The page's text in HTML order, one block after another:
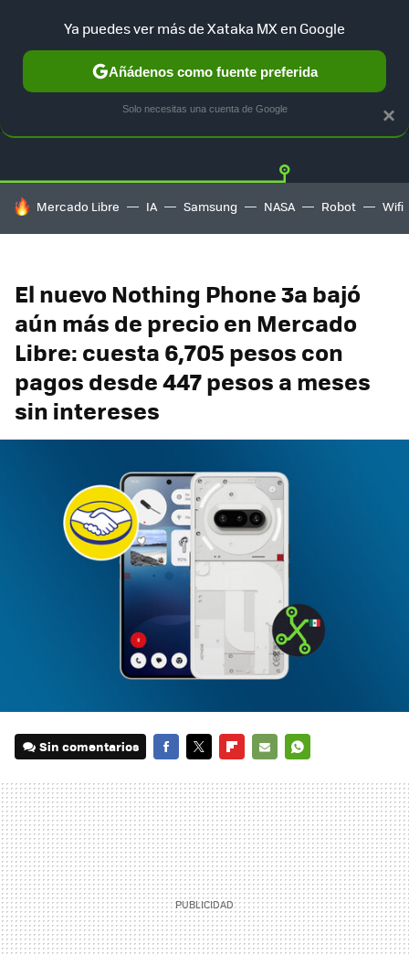
GUÍA DE COMPRAS MERCADO LIBRE
HOY SE HABLA DE
Mercado Libre IA Samsung NASA Robot Wifi
El nuevo Nothing Phone 3a bajó
aún más de precio en Mercado
Libre: cuesta 6,705 pesos con
pagos desde 447 pesos a meses
sin intereses
Sin comentarios
MAIL
×
Ya puedes ver más de Xataka MX en Google
Añádenos como fuente preferida
Solo necesitas una cuenta de Google